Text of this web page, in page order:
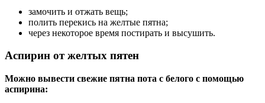
замочить и отжать вещь;
полить перекись на желтые пятна;
через некоторое время постирать и высушить.
Аспирин от желтых пятен
Можно вывести свежие пятна пота с белого с помощью
аспирина: